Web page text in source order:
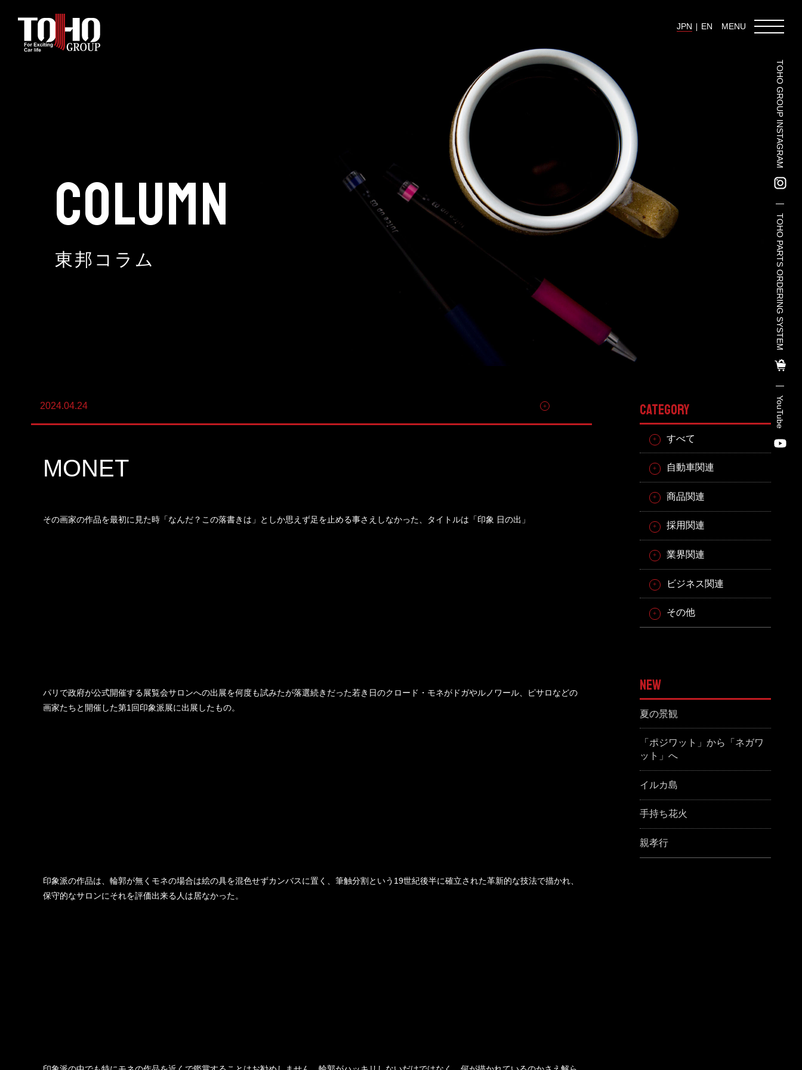
JPN EN MENU
ホーム
DX事業
株式会社 東邦ホールディング
東邦自動車 株式会社
株式会社 東邦アウトフロイデ
東邦グループの採用情報
東邦グループからのお知らせ
東邦コラム
TOHO PARTS ORDERING SYSTE
YouTube
TOHO GROUP INSTAGRAM
TOHO PARTS ORDERING SYSTEM
YouTube
COLUMN
東邦コラム
2024.04.24
MONET
その画家の作品を最初に見た時「なんだ？この落書きは」としか思えず足を止める事さえしなかった、タイトルは「印象 日の出」
パリで政府が公式開催する展覧会サロンへの出展を何度も試みたが落選続きだった若き日のクロード・モネがドガやルノワール、ピサロなどの
画家たちと開催した第1回印象派展に出展したもの。
印象派の作品は、輪郭が無くモネの場合は絵の具を混色せずカンバスに置く、筆触分割という19世紀後半に確立された革新的な技法で描かれ、
保守的なサロンにそれを評価出来る人は居なかった。
CATEGORY
すべて
自動車関連
商品関連
採用関連
業界関連
ビジネス関連
その他
NEW
夏の景観
「ポジワット」から「ネガワ
ット」へ
イルカ島
手持ち花火
親孝行